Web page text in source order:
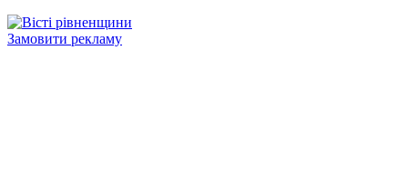
Замовити рекламу